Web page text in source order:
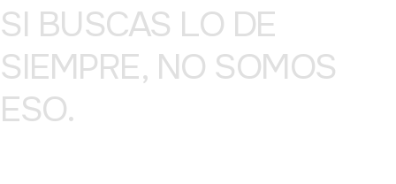
SI BUSCAS LO DE
SIEMPRE, NO SOMOS
ESO.